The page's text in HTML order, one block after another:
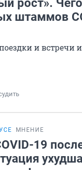
рост».
штаммов
и встречи
МНЕНИЕ
19